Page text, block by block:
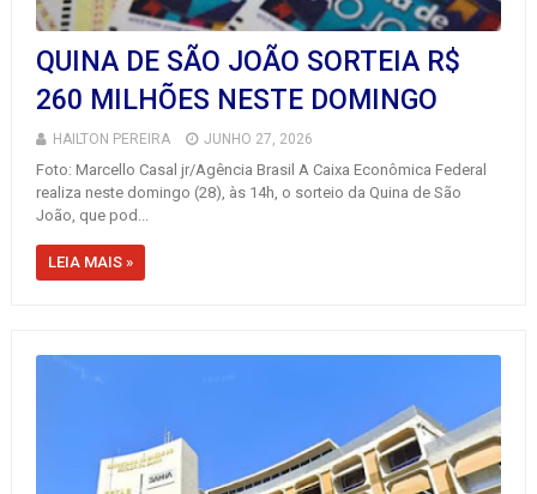
QUINA DE SÃO JOÃO SORTEIA R$
260 MILHÕES NESTE DOMINGO
HAILTON PEREIRA JUNHO 27, 2026
Foto: Marcello Casal jr/Agência Brasil A Caixa Econômica Federal
realiza neste domingo (28), às 14h, o sorteio da Quina de São
João, que pod...
LEIA MAIS »